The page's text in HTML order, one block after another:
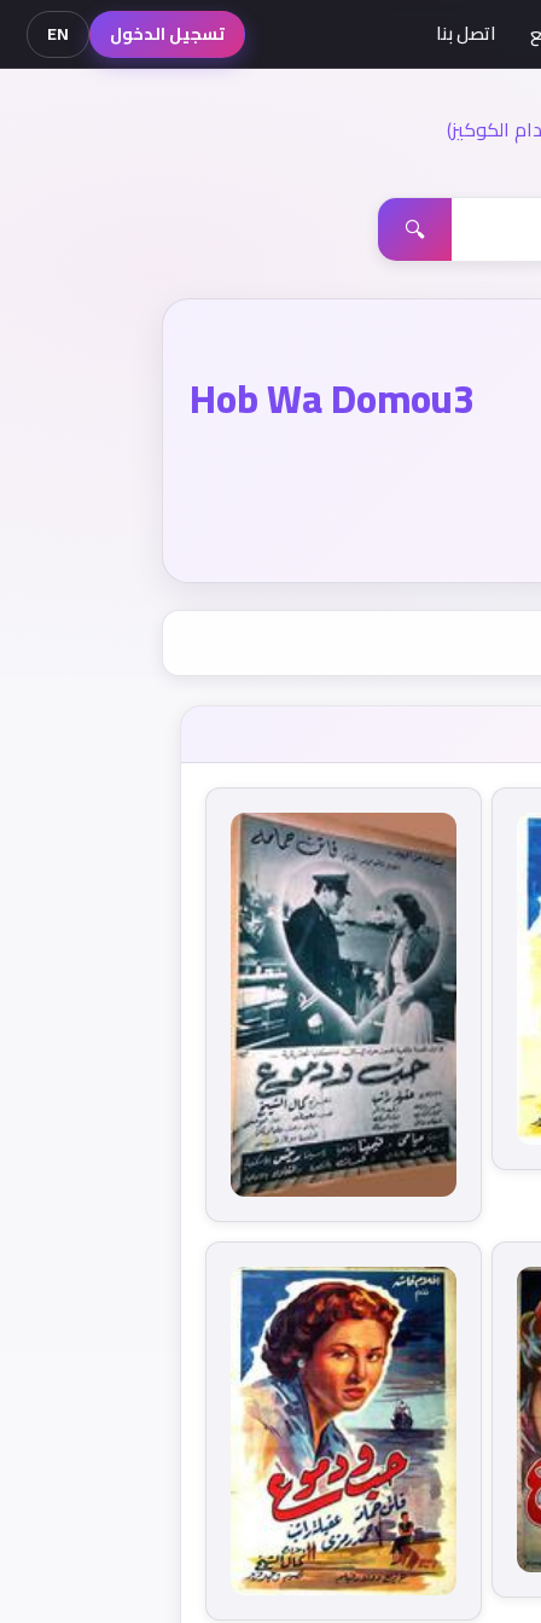
الكوكيز)
اتصل بنا تسجيل الدخول EN
🔍
Hob Wa Domou3